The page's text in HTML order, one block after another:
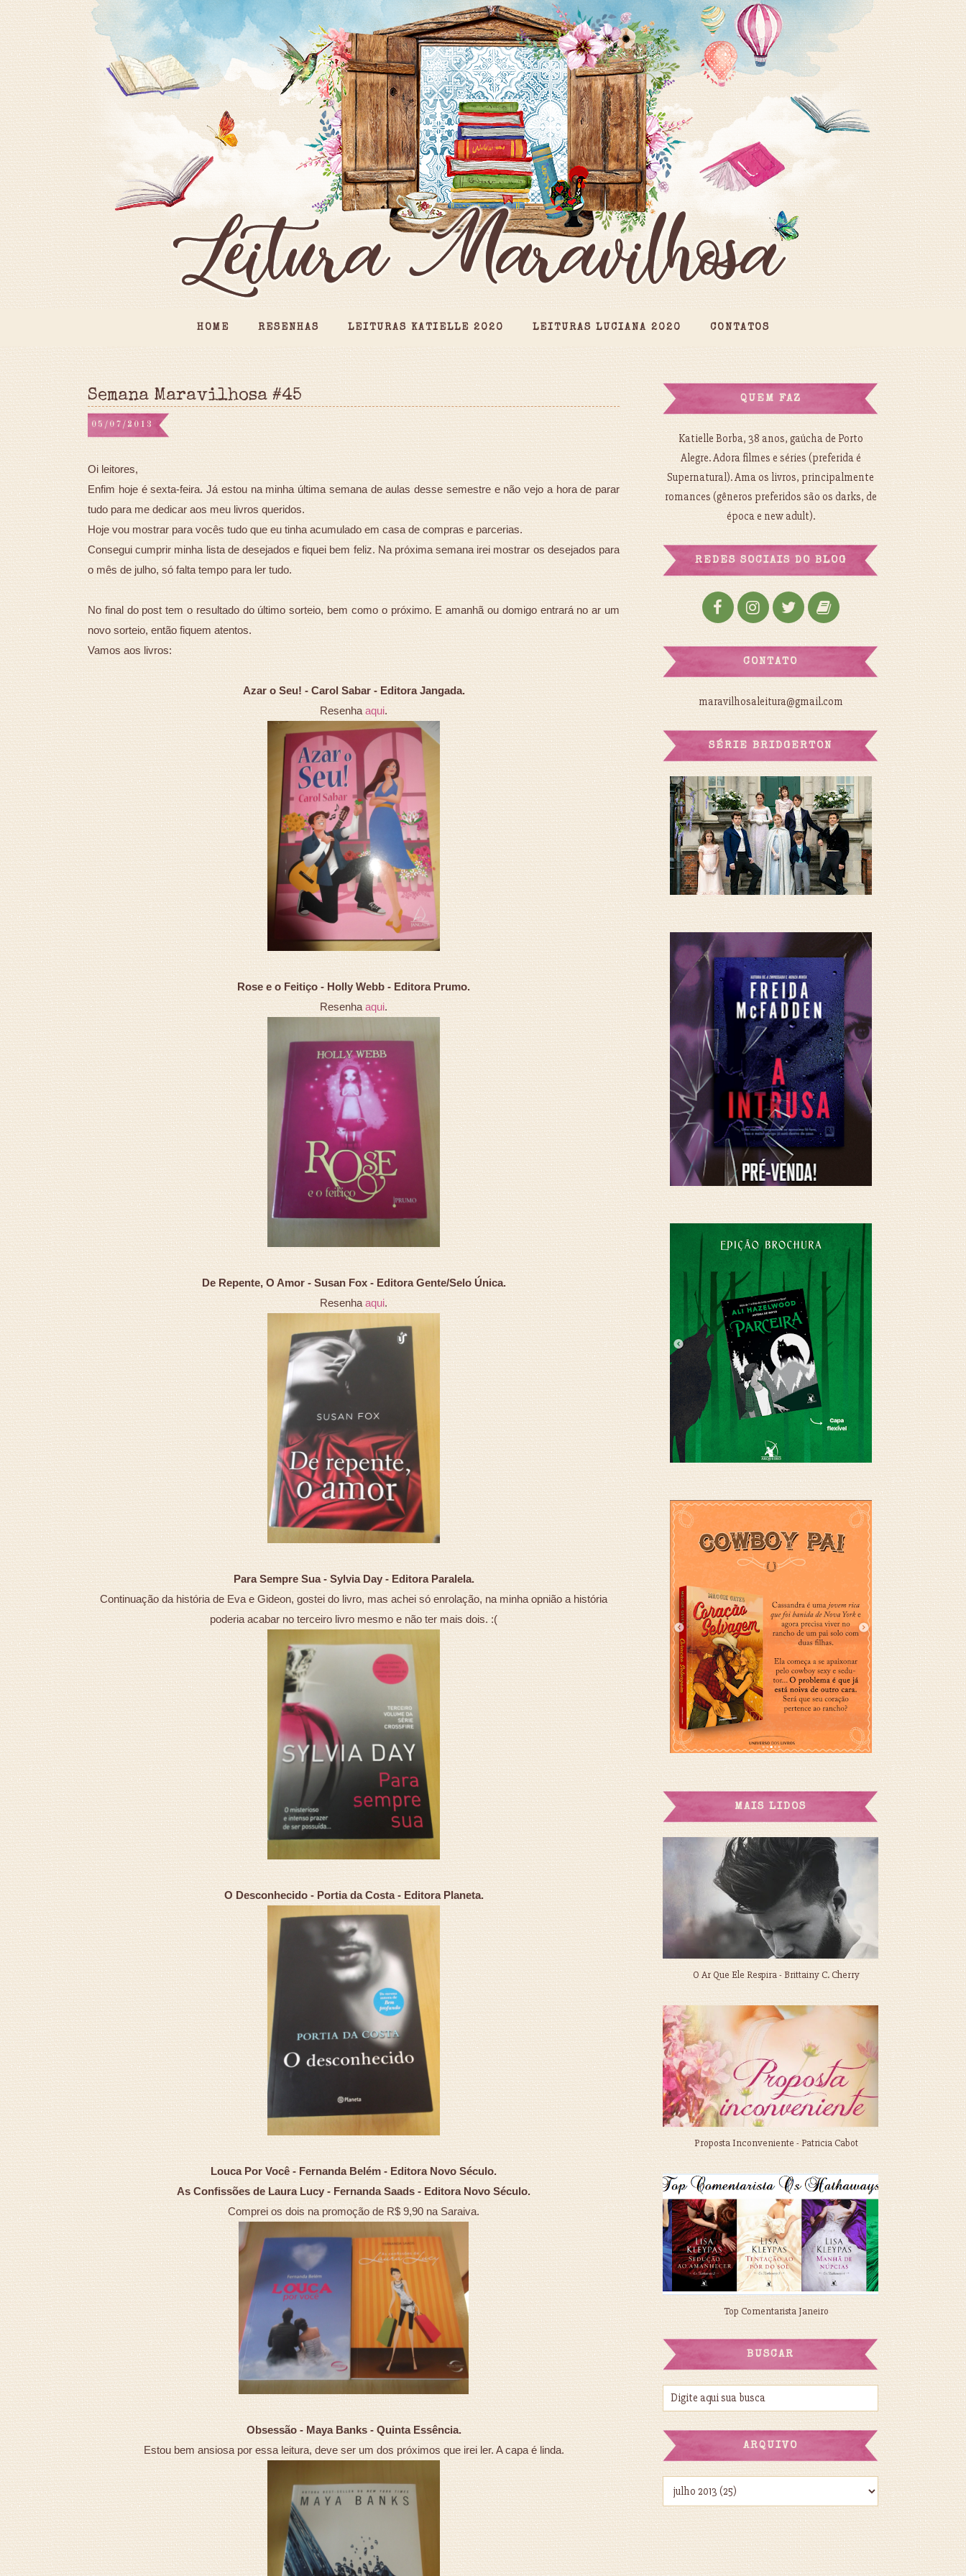
HOME RESENHAS LEITURAS KATIELLE 2020 LEITURAS LUCIANA 2020 CONTATOS
Semana Maravilhosa #45
05/07/2013
Oi leitores,
Enfim hoje é sexta-feira. Já estou na minha última semana de aulas desse semestre e não vejo a hora de parar
tudo para me dedicar aos meu livros queridos.
Hoje vou mostrar para vocês tudo que eu tinha acumulado em casa de compras e parcerias.
Consegui cumprir minha lista de desejados e fiquei bem feliz. Na próxima semana irei mostrar os desejados para
o mês de julho, só falta tempo para ler tudo.
No final do post tem o resultado do último sorteio, bem como o próximo. E amanhã ou domigo entrará no ar um
novo sorteio, então fiquem atentos.
Vamos aos livros:
Azar o Seu! - Carol Sabar - Editora Jangada.
Resenhaaqui.
Rose e o Feitiço - Holly Webb - Editora Prumo.
Resenhaaqui.
De Repente, O Amor - Susan Fox - Editora Gente/Selo Única.
Resenhaaqui.
Para Sempre Sua - Sylvia Day - Editora Paralela.
Continuação da história de Eva e Gideon, gostei do livro, mas achei só enrolação, na minha opnião a história
poderia acabar no terceiro livro mesmo e não ter mais dois. :(
O Desconhecido - Portia da Costa - Editora Planeta.
Louca Por Você - Fernanda Belém - Editora Novo Século.
As Confissões de Laura Lucy - Fernanda Saads - Editora Novo Século.
Comprei os dois na promoção de R$ 9,90 na Saraiva.
Obsessão - Maya Banks - Quinta Essência.
Estou bem ansiosa por essa leitura, deve ser um dos próximos que irei ler. A capa é linda.
QUEM FAZ
Katielle Borba, 38 anos, gaúcha de Porto
Alegre. Adora filmes e séries (preferida é
Supernatural). Ama os livros, principalmente
romances (gêneros preferidos são os darks, de
época e new adult).
REDES SOCIAIS DO BLOG
CONTATO
maravilhosaleitura@gmail.com
SÉRIE BRIDGERTON
MAIS LIDOS
O Ar Que Ele Respira - Brittainy C. Cherry
Proposta Inconveniente - Patricia Cabot
Top Comentarista Janeiro
BUSCAR
ARQUIVO